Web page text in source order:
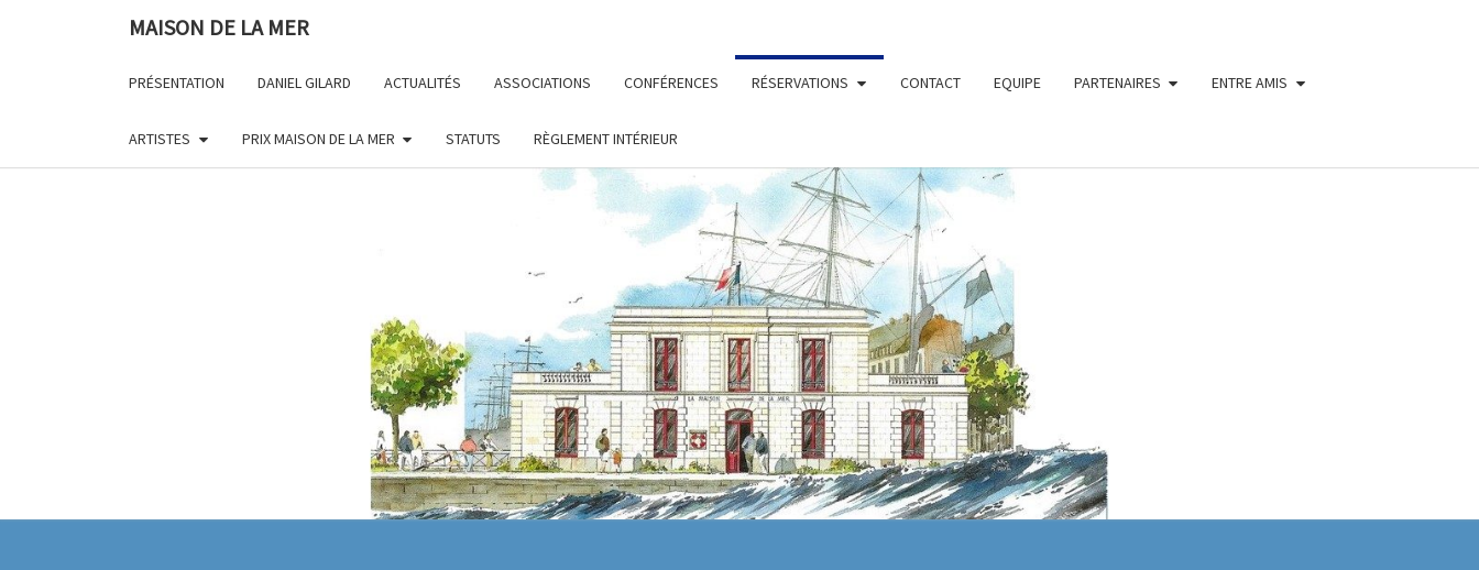
MAISON DE LA MER
PRÉSENTATION DANIEL GILARD ACTUALITÉS ASSOCIATIONS CONFÉRENCES RÉSERVATIONS CONTACT EQUIPE PARTENAIRES ENTRE AMIS
ARTISTES PRIX MAISON DE LA MER STATUTS RÈGLEMENT INTÉRIEUR
MAISON
DE LA
Le Site De
La
Fédération
Maritime
Nantes/ St
Nazaire